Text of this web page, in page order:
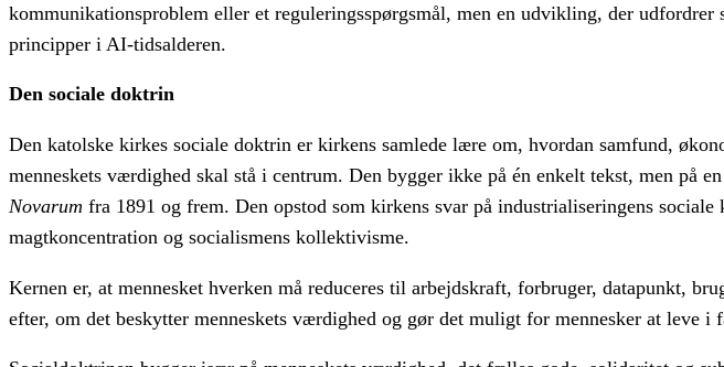
kommunikationsproblem eller et reguleringsspørgsmål, men en udvikling, der
principper i AI-tidsalderen.
Den sociale doktrin
Den katolske kirkes sociale doktrin er kirkens samlede lære om, hvordan samfund,
menneskets værdighed skal stå i centrum. Den bygger ikke på én enkelt tekst, men på
Novarum fra 1891 og frem. Den opstod som kirkens svar på industrialiseringens
magtkoncentration og socialismens kollektivisme.
Kernen er, at mennesket hverken må reduceres til arbejdskraft, forbruger, datapunkt,
efter, om det beskytter menneskets værdighed og gør det muligt for mennesker at leve i